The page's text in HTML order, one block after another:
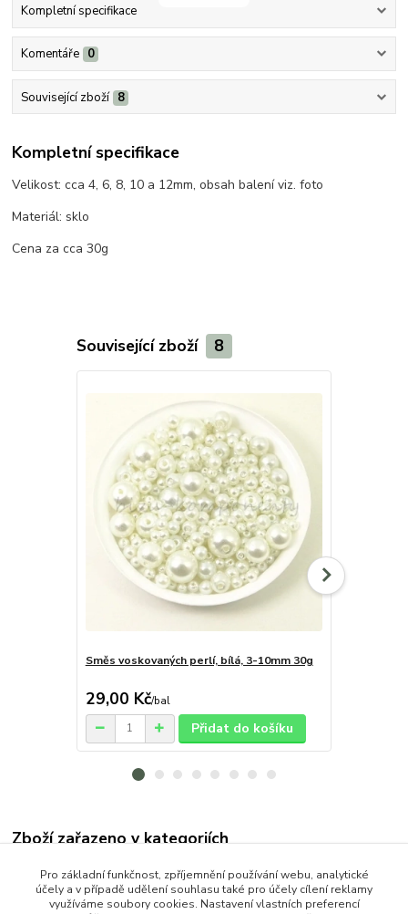
Kompletní specifikace
Komentáře 0
Související zboží 8
Kompletní specifikace
Velikost: cca 4, 6, 8, 10 a 12mm, obsah balení viz. foto
Materiál: sklo
Cena za cca 30g
Související zboží 8
Směs voskovaných perlí, bílá, 3-10mm 30g
29,00 Kč/bal
Přidat do košíku
Zboží zařazeno v kategoriích
Korálky
Skleněné
Pro základní funkčnost, zpříjemnění používání webu, analytické
účely a v případě udělení souhlasu také pro účely cílení reklamy
využíváme soubory cookies. Nastavení vlastních preferencí